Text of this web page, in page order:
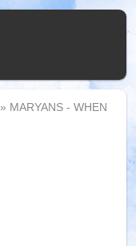
» MARYANS - WHEN